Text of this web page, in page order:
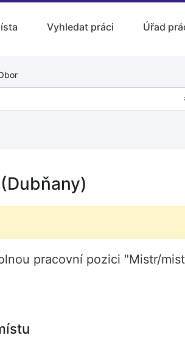
Vyhledat práci Úřad
pracovní pozici "Mistr/